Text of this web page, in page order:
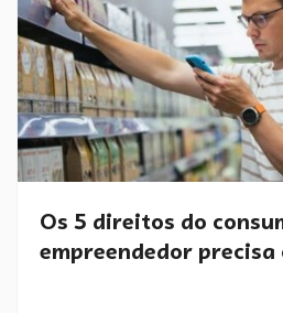
Os 5 direitos do
empreendedor precisa